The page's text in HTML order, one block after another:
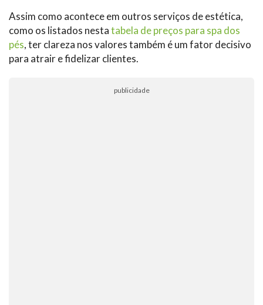
Assim como acontece em outros serviços de estética,
como os listados nestatabela de preços para spa dos
pés, ter clareza nos valores também é um fator decisivo
para atrair e fidelizar clientes.
publicidade